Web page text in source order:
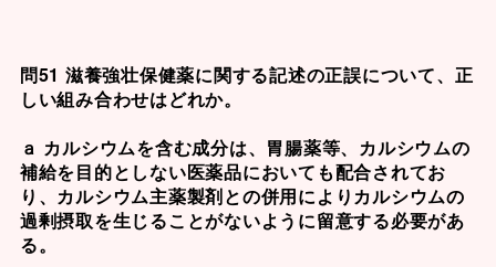
問51 滋養強壮保健薬に関する記述の正誤について、正
しい組み合わせはどれか。
ａ カルシウムを含む成分は、胃腸薬等、カルシウムの
補給を目的としない医薬品においても配合されてお
り、カルシウム主薬製剤との併用によりカルシウムの
過剰摂取を生じることがないように留意する必要があ
る。